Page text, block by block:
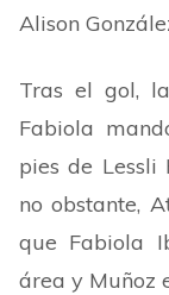
Alison
Tras el gol,
Fabiola
pies de Lessli
no obstante,
que Fabiola
área y Muñoz